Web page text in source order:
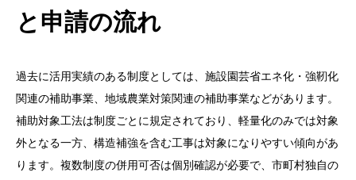
と申請の流れ
過去に活用実績のある制度としては、施設園芸省エネ化・強靭化
関連の補助事業、地域農業対策関連の補助事業などがあります。
補助対象工法は制度ごとに規定されており、軽量化のみでは対象
外となる一方、構造補強を含む工事は対象になりやすい傾向があ
ります。複数制度の併用可否は個別確認が必要で、市町村独自の